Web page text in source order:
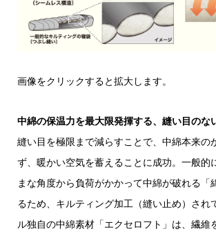
画像をクリックすると拡大します。
中綿の保温力を最大限発揮する、縫い目のな
縫い目を極限まで減らすことで、中綿本来の
ず、暖かい空気を蓄えることに成功。一般的
まな角度から負荷がかかって中綿が破れる「
るため、キルティング加工（縫い止め）され
ル独自の中綿素材「エクセロフト」は、繊維